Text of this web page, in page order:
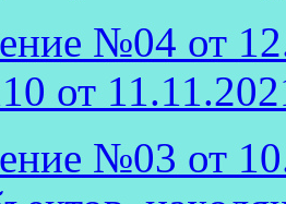
№04 от
от
№03 от